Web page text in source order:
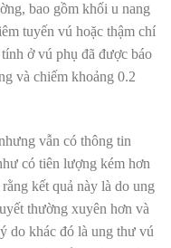
bao gồm khối u nang
tuyến vú hoặc thậm chí
ở vú phụ đã được báo
và chiếm khoảng 0.2
vẫn có thông tin
có tiên lượng kém hơn
kết quả này là do ung
thường xuyên hơn và
do khác đó là ung thư vú